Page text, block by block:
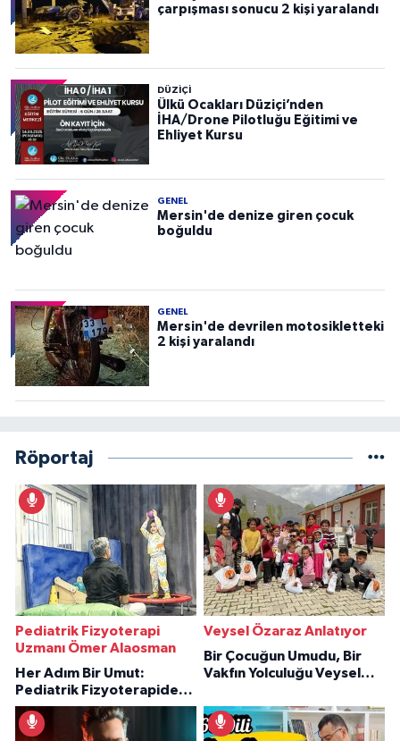
çarpışması sonucu 2 kişi yaralandı
DÜZIÇI
Ülkü Ocakları Düziçi’nden
İHA/Drone Pilotluğu Eğitimi ve
Ehliyet Kursu
GENEL
Mersin'de denize giren çocuk
boğuldu
GENEL
Mersin'de devrilen motosikletteki
2 kişi yaralandı
Röportaj
Pediatrik Fizyoterapi
Uzmanı Ömer Alaosman
Her Adım Bir Umut:
Pediatrik Fizyoterapiden
İlham Veren Hikâyeler
Veysel Özaraz Anlatıyor
Bir Çocuğun Umudu, Bir
Vakfın Yolculuğu Veysel